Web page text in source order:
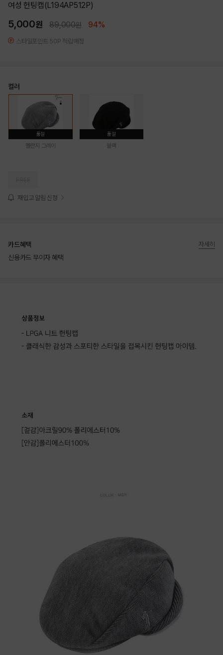
여성 헌팅캡(L194AP512P)
5,000원 89,000원 94%
스타일포인트 50P 적립예정
컬러
품절
멜란지 그레이
품절
블랙
재입고 알림 신청
카드혜택
신용카드 무이자 혜택
자세히